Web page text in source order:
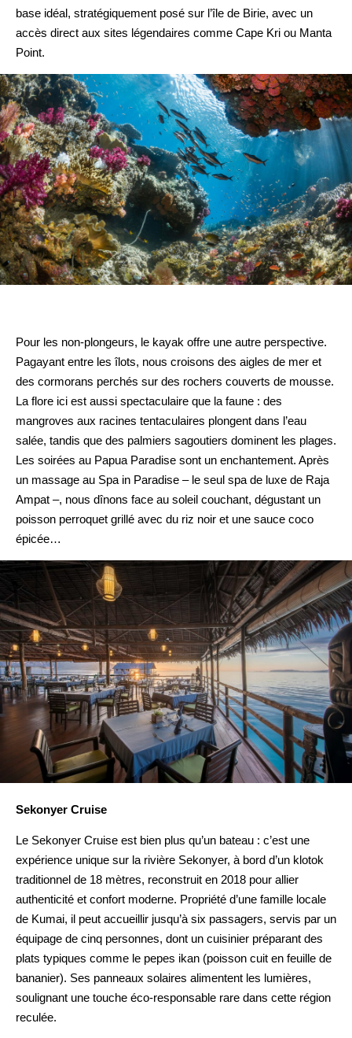
base idéal, stratégiquement posé sur l’île de Birie, avec un
accès direct aux sites légendaires comme Cape Kri ou Manta
Point.
Pour les non-plongeurs, le kayak offre une autre perspective.
Pagayant entre les îlots, nous croisons des aigles de mer et
des cormorans perchés sur des rochers couverts de mousse.
La flore ici est aussi spectaculaire que la faune : des
mangroves aux racines tentaculaires plongent dans l’eau
salée, tandis que des palmiers sagoutiers dominent les plages.
Les soirées au Papua Paradise sont un enchantement. Après
un massage au Spa in Paradise – le seul spa de luxe de Raja
Ampat –, nous dînons face au soleil couchant, dégustant un
poisson perroquet grillé avec du riz noir et une sauce coco
épicée…
Sekonyer Cruise
Le Sekonyer Cruise est bien plus qu’un bateau : c’est une
expérience unique sur la rivière Sekonyer, à bord d’un klotok
traditionnel de 18 mètres, reconstruit en 2018 pour allier
authenticité et confort moderne. Propriété d’une famille locale
de Kumai, il peut accueillir jusqu’à six passagers, servis par un
équipage de cinq personnes, dont un cuisinier préparant des
plats typiques comme le pepes ikan (poisson cuit en feuille de
bananier). Ses panneaux solaires alimentent les lumières,
soulignant une touche éco-responsable rare dans cette région
reculée.